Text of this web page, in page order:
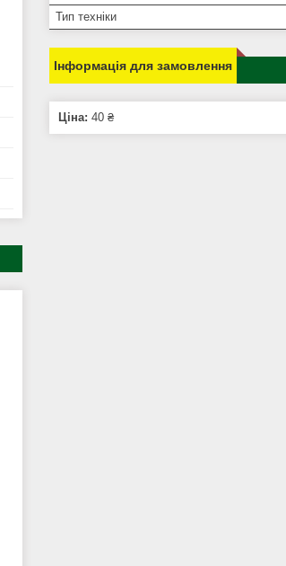
Тип техніки
Інформація для замовлення
Ціна: 40 ₴